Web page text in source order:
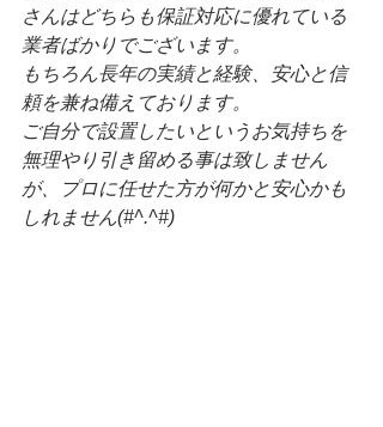
さんはどちらも保証対応に優れている
業者ばかりでございます。
もちろん長年の実績と経験、安心と信
頼を兼ね備えております。
ご自分で設置したいというお気持ちを
無理やり引き留める事は致しません
が、プロに任せた方が何かと安心かも
しれません(#^.^#)